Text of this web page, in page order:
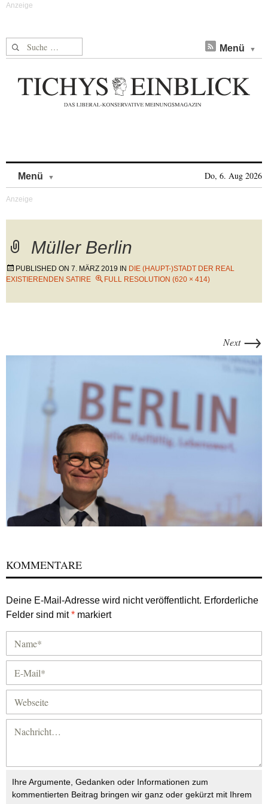
Suche nach: Menü
Menü Do, 6. Aug 2026
Müller Berlin
PUBLISHED ON 7. MÄRZ 2019 IN DIE (HAUPT-)STADT DER REAL
EXISTIERENDEN SATIRE
FULL RESOLUTION (620 × 414)
Next →
KOMMENTARE
Deine E-Mail-Adresse wird nicht veröffentlicht. Erforderliche
Felder sind mit* markiert
Ihre Argumente, Gedanken oder Informationen zum
kommentierten Beitrag bringen wir ganz oder gekürzt mit Ihrem